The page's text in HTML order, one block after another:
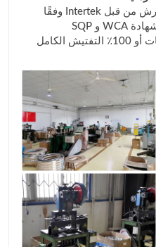
ج- تمت الموافقة على مصنع الفرش من قبل Intertek وفقًا
يمكننا تنفيذ 20٪ فحص أخذ العينات أو 100٪ التفتيش الكامل